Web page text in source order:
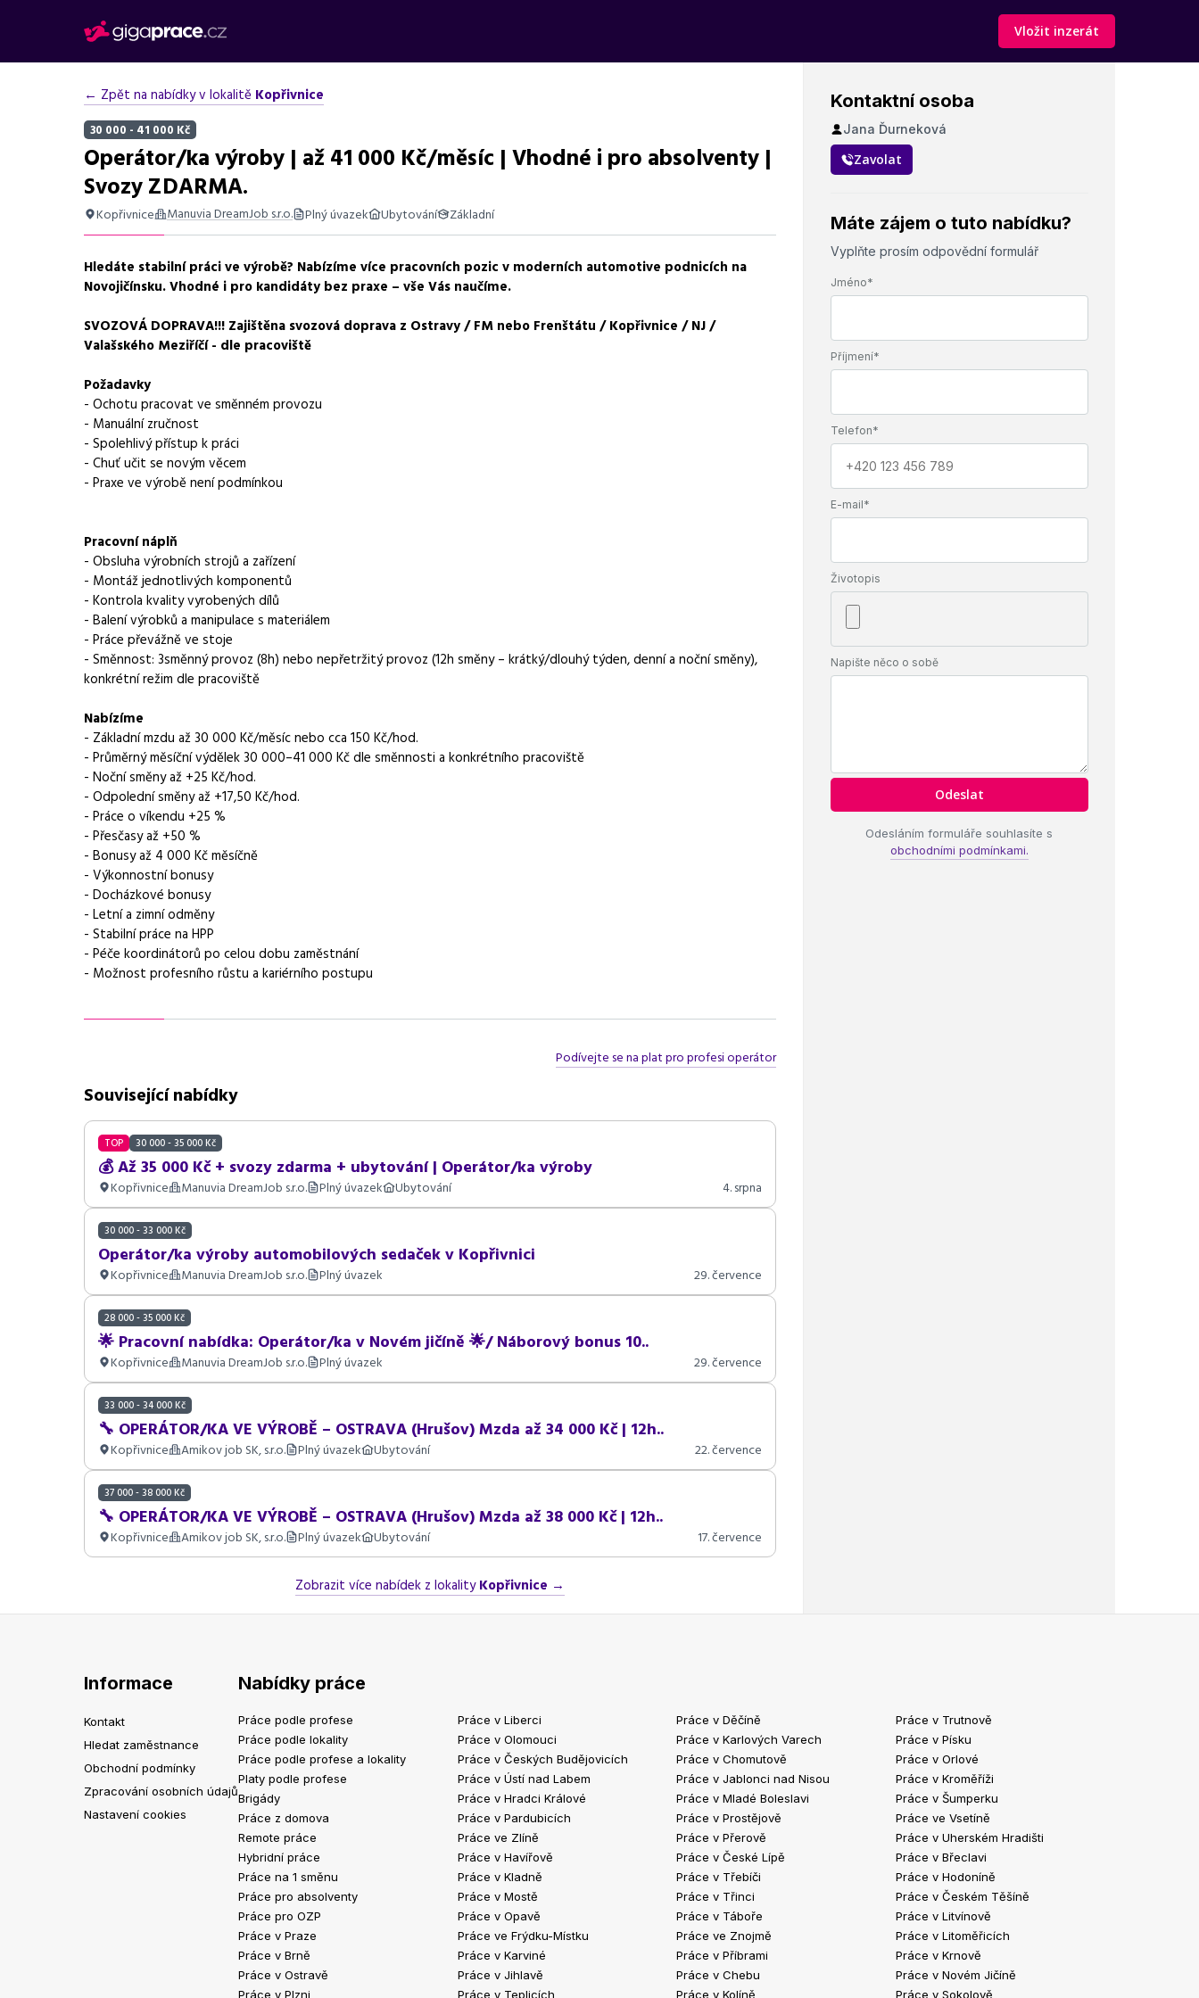
Vložit inzerát
← Zpět na nabídky v lokalitě Kopřivnice
30 000 - 41 000 Kč
Operátor/ka výroby | až 41 000 Kč/měsíc | Vhodné i pro absolventy |
Svozy ZDARMA.
Kopřivnice Manuvia DreamJob s.r.o. Plný úvazek Ubytování Základní
Práce v Kopřivnici na pozici operátora výroby se mzdou 30 000 - 41 000 Kč, vhodné i pro absolventy, s možností svozu z
Ostravy.
Základní informace
Normalizovaná profese operátor
Obor / skupina
Lokalita nabídky
Typ úvazku Plný úvazek
Mzda 30 000 - 41 000 Kč
Směny třísměnný provoz
Pracovní doba 8h, 12h směny
Vzdělání Základní
Bonus
odměny
Dojíždění / svoz
Vhodné pro uchazeče z okolí
Vybrané benefity
Požadavky ochotu pracovat ve směnném provozu, manuální zručnost, spolehlivost
Hledáte stabilní práci ve výrobě? Nabízíme více pracovních pozic v moderních automotive podnicích na
Novojičínsku. Vhodné i pro kandidáty bez praxe – vše Vás naučíme.
SVOZOVÁ DOPRAVA!!! Zajištěna svozová doprava z Ostravy / FM nebo Frenštátu / Kopřivnice / NJ /
Valašského Meziříčí - dle pracoviště
Požadavky
- Ochotu pracovat ve směnném provozu
- Manuální zručnost
- Spolehlivý přístup k práci
- Chuť učit se novým věcem
- Praxe ve výrobě není podmínkou
Pracovní náplň
- Obsluha výrobních strojů a zařízení
- Montáž jednotlivých komponentů
- Kontrola kvality vyrobených dílů
- Balení výrobků a manipulace s materiálem
- Práce převážně ve stoje
- Směnnost: 3směnný provoz (8h) nebo nepřetržitý provoz (12h směny – krátký/dlouhý týden, denní a noční směny),
konkrétní režim dle pracoviště
Nabízíme
- Základní mzdu až 30 000 Kč/měsíc nebo cca 150 Kč/hod.
- Průměrný měsíční výdělek 30 000–41 000 Kč dle směnnosti a konkrétního pracoviště
- Noční směny až +25 Kč/hod.
- Odpolední směny až +17,50 Kč/hod.
- Práce o víkendu +25 %
- Přesčasy až +50 %
- Bonusy až 4 000 Kč měsíčně
- Výkonnostní bonusy
- Docházkové bonusy
- Letní a zimní odměny
- Stabilní práce na HPP
- Péče koordinátorů po celou dobu zaměstnání
- Možnost profesního růstu a kariérního postupu
Podívejte se na plat pro profesi operátor
Související nabídky
TOP 30 000 - 35 000 Kč
💰 Až 35 000 Kč + svozy zdarma + ubytování | Operátor/ka výroby
Kopřivnice Manuvia DreamJob s.r.o. Plný úvazek Ubytování 4. srpna
30 000 - 33 000 Kč
Operátor/ka výroby automobilových sedaček v Kopřivnici
Kopřivnice Manuvia DreamJob s.r.o. Plný úvazek 29. července
28 000 - 35 000 Kč
🌟 Pracovní nabídka: Operátor/ka v Novém jičíně 🌟/ Náborový bonus 10..
Kopřivnice Manuvia DreamJob s.r.o. Plný úvazek 29. července
33 000 - 34 000 Kč
🔧 OPERÁTOR/KA VE VÝROBĚ – OSTRAVA (Hrušov) Mzda až 34 000 Kč | 12h..
Kopřivnice Amikov job SK, s.r.o. Plný úvazek Ubytování 22. července
37 000 - 38 000 Kč
🔧 OPERÁTOR/KA VE VÝROBĚ – OSTRAVA (Hrušov) Mzda až 38 000 Kč | 12h..
Kopřivnice Amikov job SK, s.r.o. Plný úvazek Ubytování 17. července
Zobrazit více nabídek z lokalityKopřivnice →
Kontaktní osoba
Jana Ďurneková
Zavolat
Máte zájem o tuto nabídku?
Vyplňte prosím odpovědní formulář
Jméno*
Příjmení*
Telefon*
E-mail*
Životopis
Napište něco o sobě
Odesláním formuláře souhlasíte s
obchodními podmínkami.
Informace
Kontakt
Hledat zaměstnance
Obchodní podmínky
Zpracování osobních údajů
Nastavení cookies
Nabídky práce
Práce podle profese
Práce podle lokality
Práce podle profese a lokality
Platy podle profese
Brigády
Práce z domova
Remote práce
Hybridní práce
Práce na 1 směnu
Práce pro absolventy
Práce pro OZP
Práce v Praze
Práce v Brně
Práce v Ostravě
Práce v Plzni
Práce v Liberci
Práce v Olomouci
Práce v Českých Budějovicích
Práce v Ústí nad Labem
Práce v Hradci Králové
Práce v Pardubicích
Práce ve Zlíně
Práce v Havířově
Práce v Kladně
Práce v Mostě
Práce v Opavě
Práce ve Frýdku-Místku
Práce v Karviné
Práce v Jihlavě
Práce v Teplicích
Práce v Děčíně
Práce v Karlových Varech
Práce v Chomutově
Práce v Jablonci nad Nisou
Práce v Mladé Boleslavi
Práce v Prostějově
Práce v Přerově
Práce v České Lípě
Práce v Třebíči
Práce v Třinci
Práce v Táboře
Práce ve Znojmě
Práce v Příbrami
Práce v Chebu
Práce v Kolíně
Práce v Trutnově
Práce v Písku
Práce v Orlové
Práce v Kroměříži
Práce v Šumperku
Práce ve Vsetíně
Práce v Uherském Hradišti
Práce v Břeclavi
Práce v Hodoníně
Práce v Českém Těšíně
Práce v Litvínově
Práce v Litoměřicích
Práce v Krnově
Práce v Novém Jičíně
Práce v Sokolově